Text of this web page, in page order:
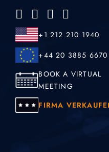
+1 212 210 1940
+44 20 3885 6670
BOOK A VIRTUAL
MEETING
FIRMA